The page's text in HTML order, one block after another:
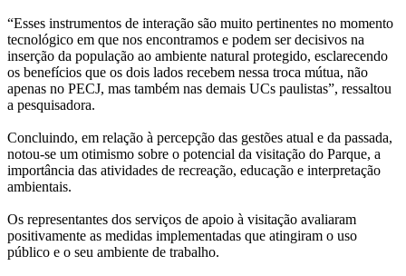
“Esses instrumentos de interação são muito pertinentes no momento
tecnológico em que nos encontramos e podem ser decisivos na
inserção da população ao ambiente natural protegido, esclarecendo
os benefícios que os dois lados recebem nessa troca mútua, não
apenas no PECJ, mas também nas demais UCs paulistas”, ressaltou
a pesquisadora.
Concluindo, em relação à percepção das gestões atual e da passada,
notou-se um otimismo sobre o potencial da visitação do Parque, a
importância das atividades de recreação, educação e interpretação
ambientais.
Os representantes dos serviços de apoio à visitação avaliaram
positivamente as medidas implementadas que atingiram o uso
público e o seu ambiente de trabalho.